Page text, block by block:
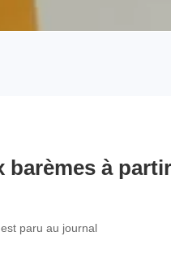
à
paru au journal